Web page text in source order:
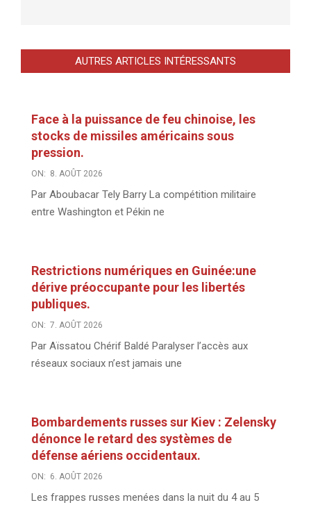
AUTRES ARTICLES INTÉRESSANTS
Face à la puissance de feu chinoise, les
stocks de missiles américains sous
pression.
ON: 8. AOÛT 2026
Par Aboubacar Tely Barry La compétition militaire
entre Washington et Pékin ne
Restrictions numériques en Guinée:une
dérive préoccupante pour les libertés
publiques.
ON: 7. AOÛT 2026
Par Aïssatou Chérif Baldé Paralyser l’accès aux
réseaux sociaux n’est jamais une
Bombardements russes sur Kiev : Zelensky
dénonce le retard des systèmes de
défense aériens occidentaux.
ON: 6. AOÛT 2026
Les frappes russes menées dans la nuit du 4 au 5